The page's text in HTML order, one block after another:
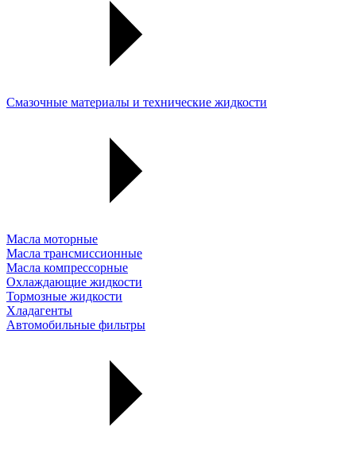
Смазочные материалы и технические жидкости
Масла моторные
Масла трансмиссионные
Масла компрессорные
Охлаждающие жидкости
Тормозные жидкости
Хладагенты
Автомобильные фильтры